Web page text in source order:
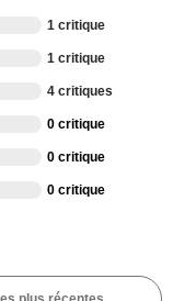
1 critique
1 critique
4 critiques
0 critique
0 critique
0 critique